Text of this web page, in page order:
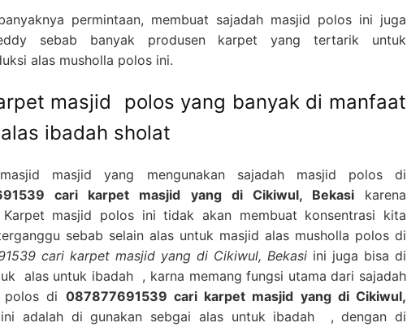
permintaan, membuat sajadah masjid polos ini juga
sebab banyak produsen karpet yang tertarik untuk
alas musholla polos ini.
masjid polos yang banyak di manfaat
ibadah sholat
masjid yang mengunakan sajadah masjid polos di
cari karpet masjid yang di Cikiwul, Bekasikarena
Karpet masjid polos ini tidak akan membuat konsentrasi kita
sebab selain alas untuk masjid alas musholla polos di
cari karpet masjid yang di Cikiwul, Bekasi ini juga bisa di
alas untuk ibadah , karna memang fungsi utama dari sajadah
polos di 087877691539 cari karpet masjid yang di Cikiwul,
adalah di gunakan sebgai alas untuk ibadah , dengan di